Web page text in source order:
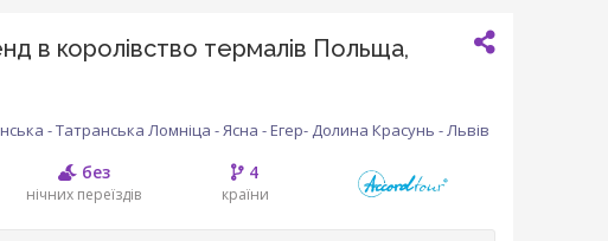
в королівство термалів Польща,
- Татранська Ломніца - Ясна - Егер- Долина Красунь - Львів
без
нічних переїздів
4
країни